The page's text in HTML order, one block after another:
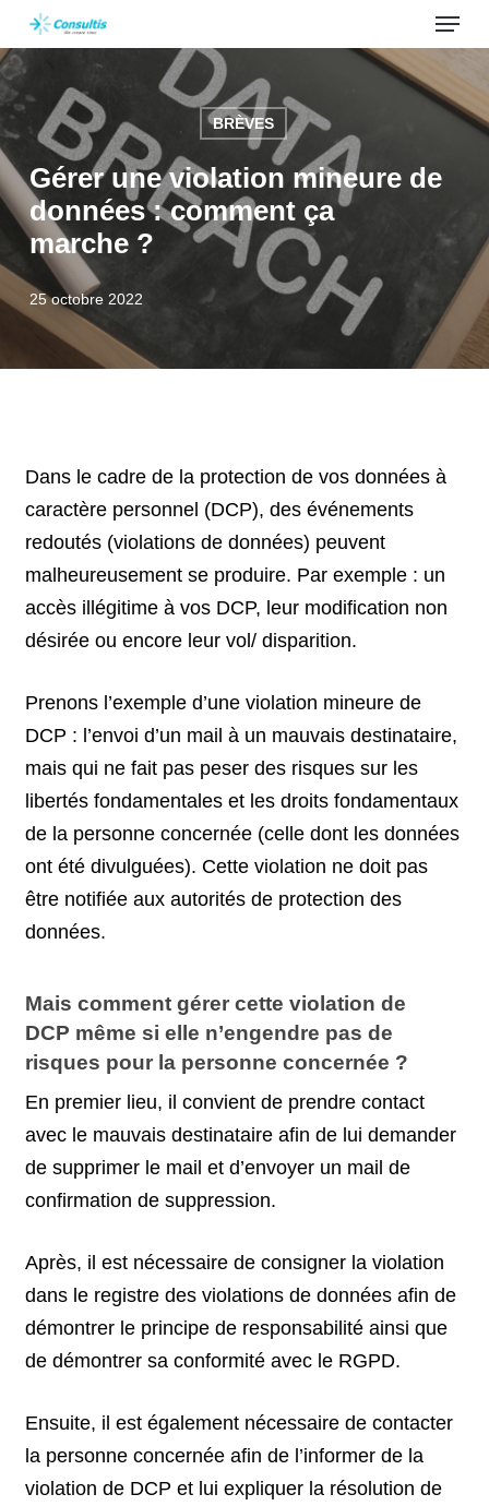
Skip
to
main
content
Menu
BRÈVES
Gérer une violation mineure de
données : comment ça
marche ?
25 octobre 2022
Dans le cadre de la protection de vos données à
caractère personnel (DCP), des événements
redoutés (violations de données) peuvent
malheureusement se produire. Par exemple : un
accès illégitime à vos DCP, leur modification non
désirée ou encore leur vol/ disparition.
Prenons l’exemple d’une violation mineure de
DCP : l’envoi d’un mail à un mauvais destinataire,
mais qui ne fait pas peser des risques sur les
libertés fondamentales et les droits fondamentaux
de la personne concernée (celle dont les données
ont été divulguées). Cette violation ne doit pas
être notifiée aux autorités de protection des
données.
Mais comment gérer cette violation de
DCP même si elle n’engendre pas de
risques pour la personne concernée ?
En premier lieu, il convient de prendre contact
avec le mauvais destinataire afin de lui demander
de supprimer le mail et d’envoyer un mail de
confirmation de suppression.
Après, il est nécessaire de consigner la violation
dans le registre des violations de données afin de
démontrer le principe de responsabilité ainsi que
de démontrer sa conformité avec le RGPD.
Ensuite, il est également nécessaire de contacter
la personne concernée afin de l’informer de la
violation de DCP et lui expliquer la résolution de